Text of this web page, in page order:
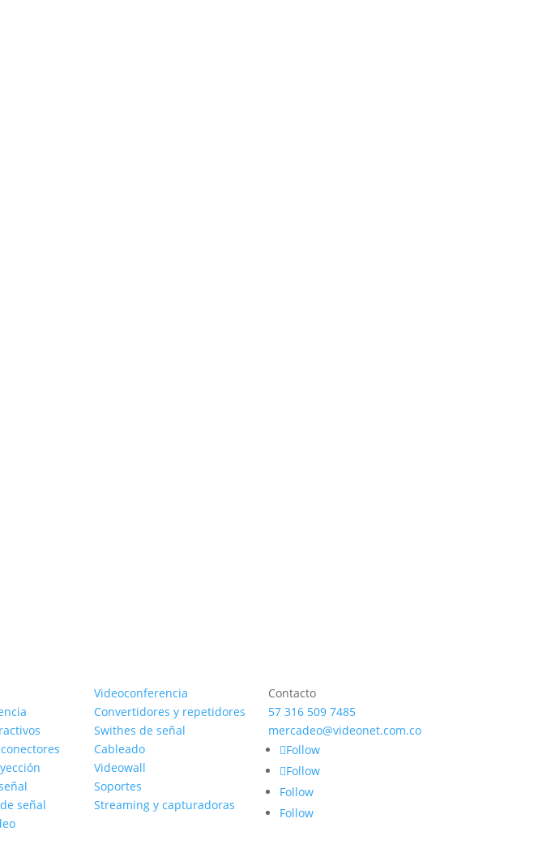
señal
Videoconferencia
Convertidores y repetidores
Swithes de señal
Cableado
Videowall
Soportes
Streaming y capturadoras
Contacto
57 316 509 7485
mercadeo@videonet.com.co
Follow
Follow
Follow
Follow